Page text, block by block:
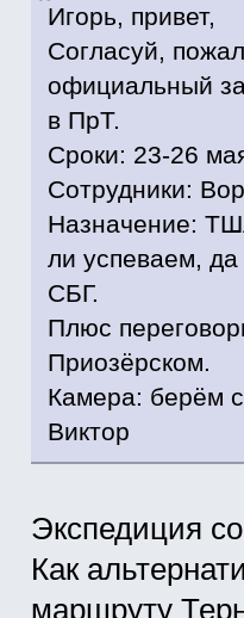
Игорь, привет,
Согласуй,
официальный
в ПрТ.
Сроки: 23-26
Сотрудники:
Назначение:
ли успеваем,
СБГ.
Плюс
Приозёрском.
Камера: берём
Виктор
Экспедиция
Как
маршруту